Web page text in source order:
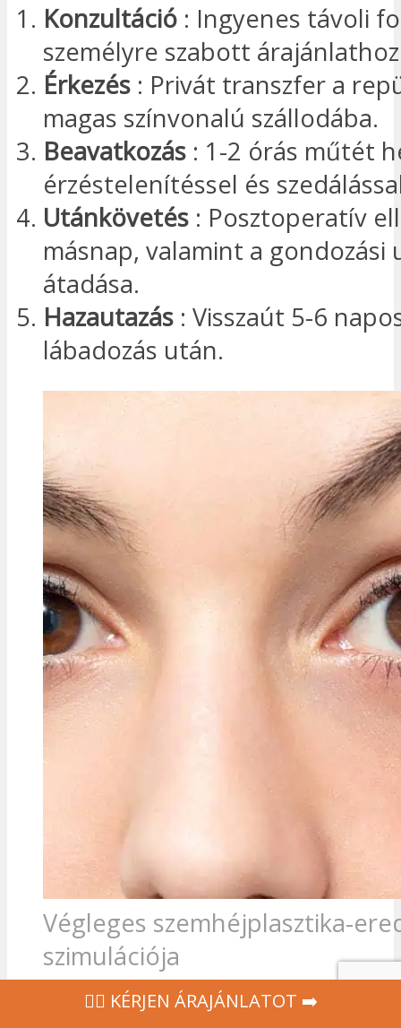
Konzultáció : Ingyenes távoli
személyre szabott
Érkezés : Privát transzfer a
magas színvonalú szállodába.
Beavatkozás : 1-2 órás műtét
érzéstelenítéssel és
Utánkövetés : Posztoperatív
másnap, valamint a gondozási
átadása.
Hazautazás : Visszaút 5-6
lábadozás után.
Végleges szemhéjplasztika-
szimulációja
‍👩‍⚕ KÉRJEN ÁRAJÁNLATOT ➡️